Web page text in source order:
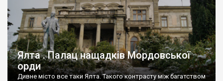
Ялта . Палац нащадків Мордовської
орди
Дивне місто все таки Ялта. Такого контрасту між багатством